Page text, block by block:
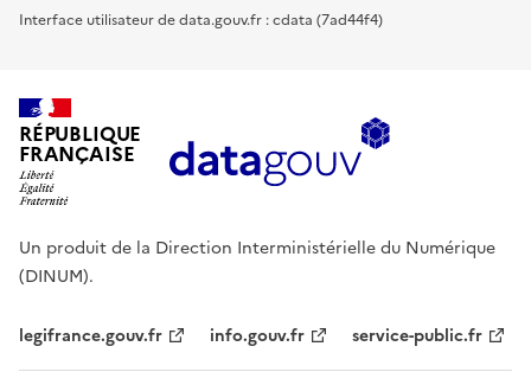
Interface utilisateur de data.gouv.fr : cdata (7ad44f4)
RÉPUBLIQUE
FRANÇAISE
Un produit de la Direction Interministérielle du Numérique
(DINUM).
legifrance.gouv.fr info.gouv.fr service-public.fr